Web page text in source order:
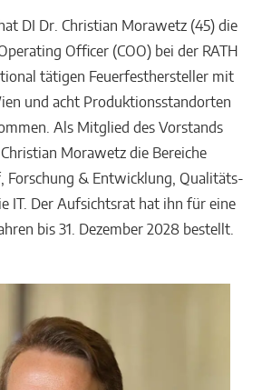
DI Dr. Christian Morawetz (45) die
Officer (COO) bei der RATH
tätigen Feuerfesthersteller mit
und acht Produktionsstandorten
Als Mitglied des Vorstands
Morawetz die Bereiche
Forschung & Entwicklung, Qualitäts-
IT. Der Aufsichtsrat hat ihn für eine
bis 31. Dezember 2028 bestellt.